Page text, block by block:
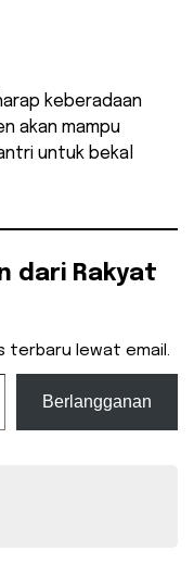
keberadaan
akan mampu
untuk bekal
dari Rakyat
terbaru lewat email.
Berlangganan